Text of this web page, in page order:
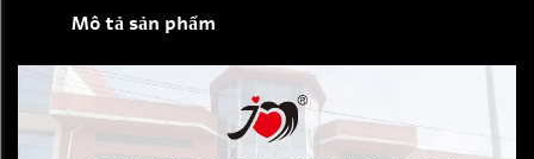
Mô tả sản phẩm